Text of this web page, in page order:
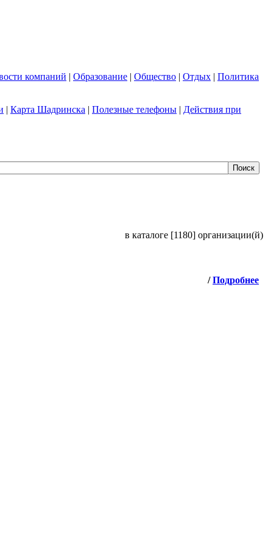
компаний | Образование | Общество | Отдых | Политика
| Карта Шадринска | Полезные телефоны | Действия при
в каталоге [1180] организации(й)
/ Подробнее